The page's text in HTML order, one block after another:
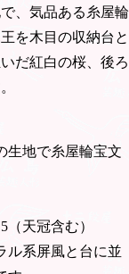
、気品ある糸屋輪
を木目の収納台と
だ紅白の桜、後ろ
生地で糸屋輪宝文
（天冠含む）
ル系屏風と台に並